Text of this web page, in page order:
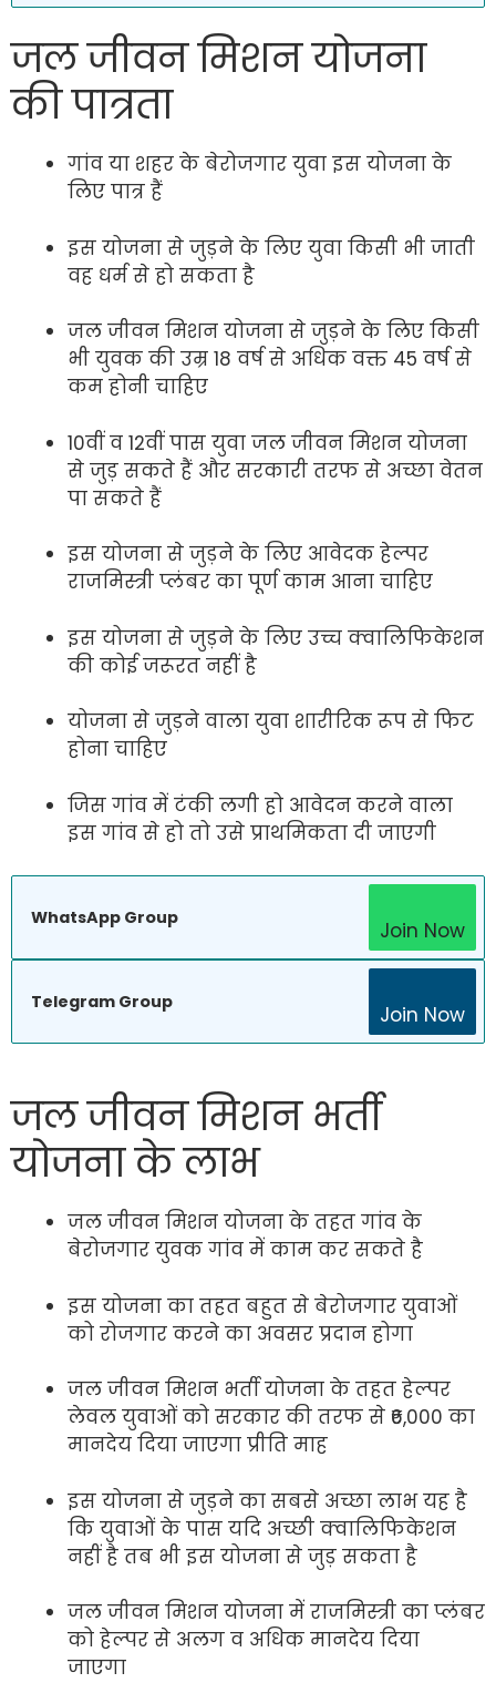
जल जीवन मिशन योजना
की पात्रता
गांव या शहर के बेरोजगार युवा इस योजना के
लिए पात्र हैं
इस योजना से जुड़ने के लिए युवा किसी भी जाती
वह धर्म से हो सकता है
जल जीवन मिशन योजना से जुड़ने के लिए किसी
भी युवक की उम्र 18 वर्ष से अधिक वक्त 45 वर्ष से
कम होनी चाहिए
10वीं व 12वीं पास युवा जल जीवन मिशन योजना
से जुड़ सकते हैं और सरकारी तरफ से अच्छा वेतन
पा सकते हैं
इस योजना से जुड़ने के लिए आवेदक हेल्पर
राजमिस्त्री प्लंबर का पूर्ण काम आना चाहिए
इस योजना से जुड़ने के लिए उच्च क्वालिफिकेशन
की कोई जरूरत नहीं है
योजना से जुड़ने वाला युवा शारीरिक रूप से फिट
होना चाहिए
जिस गांव में टंकी लगी हो आवेदन करने वाला
इस गांव से हो तो उसे प्राथमिकता दी जाएगी
WhatsApp Group
Join Now
Telegram Group
Join Now
जल जीवन मिशन भर्ती
योजना के लाभ
जल जीवन मिशन योजना के तहत गांव के
बेरोजगार युवक गांव में काम कर सकते है
इस योजना का तहत बहुत से बेरोजगार युवाओं
को रोजगार करने का अवसर प्रदान होगा
जल जीवन मिशन भर्ती योजना के तहत हेल्पर
लेवल युवाओं को सरकार की तरफ से ₹6,000 का
मानदेय दिया जाएगा प्रीति माह
इस योजना से जुड़ने का सबसे अच्छा लाभ यह है
कि युवाओं के पास यदि अच्छी क्वालिफिकेशन
नहीं है तब भी इस योजना से जुड़ सकता है
जल जीवन मिशन योजना में राजमिस्त्री का प्लंबर
को हेल्पर से अलग व अधिक मानदेय दिया
जाएगा